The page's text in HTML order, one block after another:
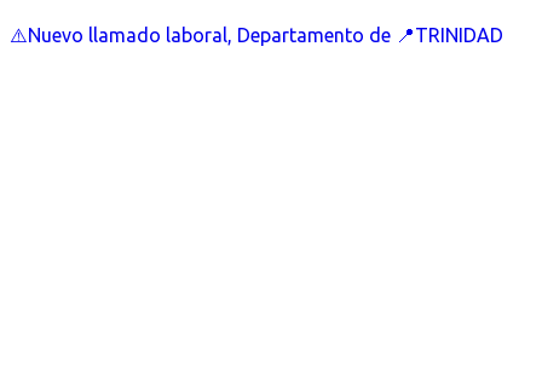
⚠️Nuevo llamado laboral, Departamento de 📍TRINIDAD